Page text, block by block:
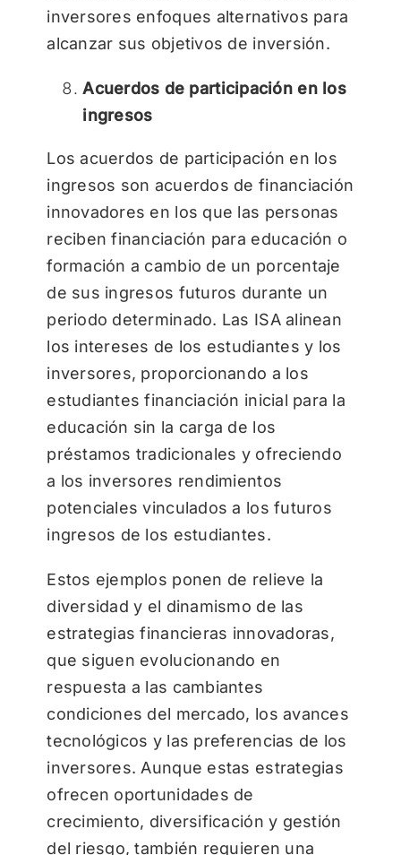
inversores enfoques alternativos para
alcanzar sus objetivos de inversión.
Acuerdos de participación en los
ingresos
Los acuerdos de participación en los
ingresos son acuerdos de financiación
innovadores en los que las personas
reciben financiación para educación o
formación a cambio de un porcentaje
de sus ingresos futuros durante un
periodo determinado. Las ISA alinean
los intereses de los estudiantes y los
inversores, proporcionando a los
estudiantes financiación inicial para la
educación sin la carga de los
préstamos tradicionales y ofreciendo
a los inversores rendimientos
potenciales vinculados a los futuros
ingresos de los estudiantes.
Estos ejemplos ponen de relieve la
diversidad y el dinamismo de las
estrategias financieras innovadoras,
que siguen evolucionando en
respuesta a las cambiantes
condiciones del mercado, los avances
tecnológicos y las preferencias de los
inversores. Aunque estas estrategias
ofrecen oportunidades de
crecimiento, diversificación y gestión
del riesgo, también requieren una